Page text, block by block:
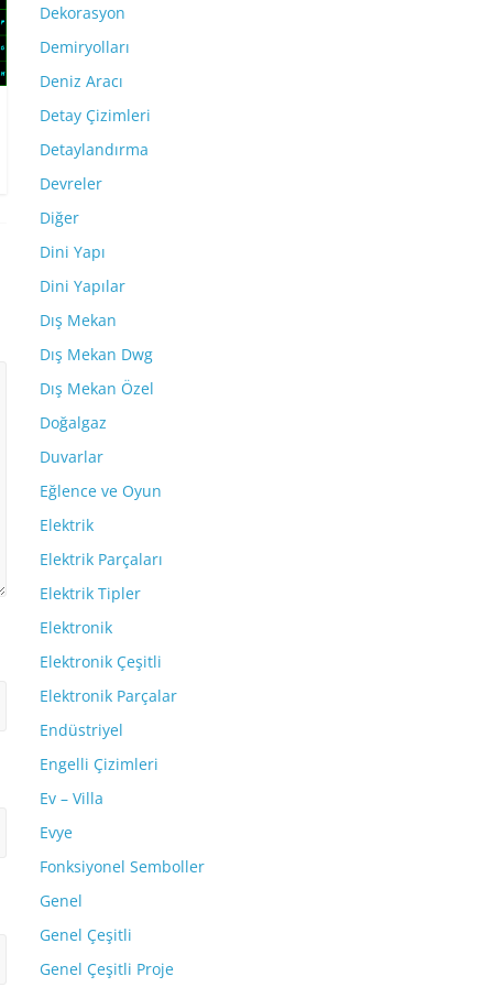
Dekorasyon
Demiryolları
Deniz Aracı
Detay Çizimleri
Detaylandırma
Devreler
Diğer
Dini Yapı
Dini Yapılar
Dış Mekan
Dış Mekan Dwg
Dış Mekan Özel
Doğalgaz
Duvarlar
Eğlence ve Oyun
Elektrik
Elektrik Parçaları
Elektrik Tipler
Elektronik
Elektronik Çeşitli
Elektronik Parçalar
Endüstriyel
Engelli Çizimleri
Ev – Villa
Evye
Fonksiyonel Semboller
Genel
Genel Çeşitli
Genel Çeşitli Proje